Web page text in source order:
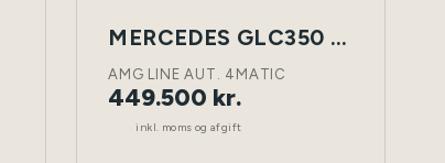
NY
DIESEL TØNDER
MERCEDES GLC350 D 3,0 5D
AMG LINE AUT. 4MATIC
449.500 kr.
inkl. moms og afgift